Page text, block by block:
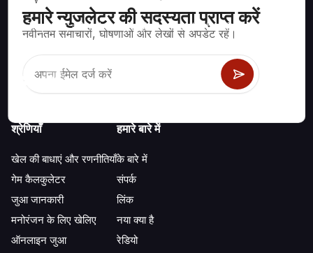
हमारे न्युजलेटर की सदस्यता प्राप्त करें
नवीनतम समाचारों, घोषणाओं और लेखों से अपडेट रहें।
ब्लैकजैक, क्रेप्स, रूलेट और अन्य सैकड़ों कैसीनो खेलों के लिए गणितीय रूप से सही
श्रेणियाँ
खेल की बाधाएं और रणनीतियाँ
गेम कैलकुलेटर
जुआ जानकारी
मनोरंजन के लिए खेलिए
ऑनलाइन जुआ
हमारे बारे में
के बारे में
संपर्क
लिंक
नया क्या है
रेडियो